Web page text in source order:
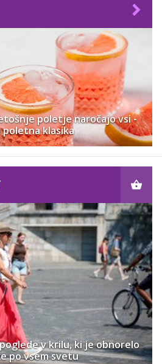
poletje naročajo vsi -
poletna klasika
v krilu, ki je obnorelo
po vsem svetu